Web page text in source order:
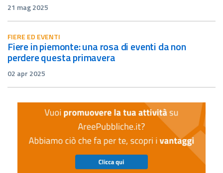
21 mag 2025
FIERE ED EVENTI
fiere in piemonte: una rosa di eventi da non
perdere questa primavera
02 apr 2025